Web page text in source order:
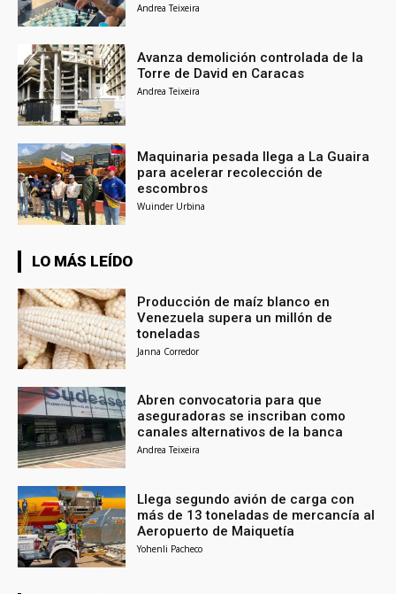
Andrea Teixeira
Avanza demolición controlada de la
Torre de David en Caracas
Andrea Teixeira
Maquinaria pesada llega a La Guaira
para acelerar recolección de
escombros
Wuinder Urbina
LO MÁS LEÍDO
Producción de maíz blanco en
Venezuela supera un millón de
toneladas
Janna Corredor
Abren convocatoria para que
aseguradoras se inscriban como
canales alternativos de la banca
Andrea Teixeira
Llega segundo avión de carga con
más de 13 toneladas de mercancía al
Aeropuerto de Maiquetía
Yohenli Pacheco